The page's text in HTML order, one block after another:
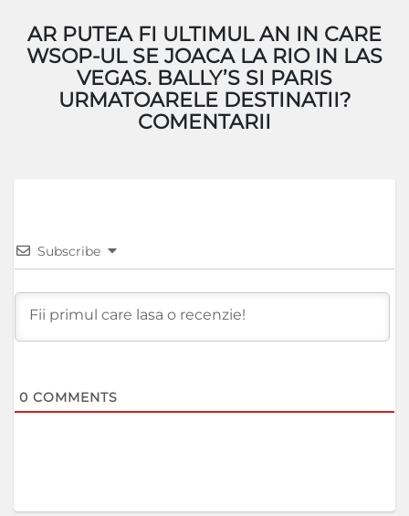
AR PUTEA FI ULTIMUL AN IN CARE
WSOP-UL SE JOACA LA RIO IN LAS
VEGAS. BALLY’S SI PARIS
URMATOARELE DESTINATII?
COMENTARII
Subscribe
0 COMMENTS